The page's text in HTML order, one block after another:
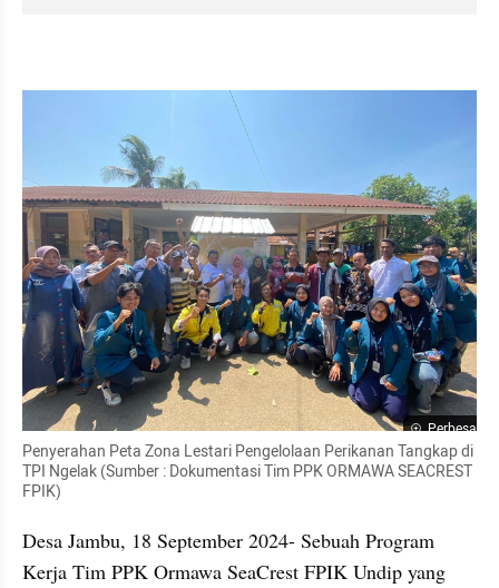
Perbesar
Penyerahan Peta Zona Lestari Pengelolaan Perikanan Tangkap di
TPI Ngelak (Sumber : Dokumentasi Tim PPK ORMAWA SEACREST
FPIK)
Desa Jambu, 18 September 2024- Sebuah Program
Kerja Tim PPK Ormawa SeaCrest FPIK Undip yang